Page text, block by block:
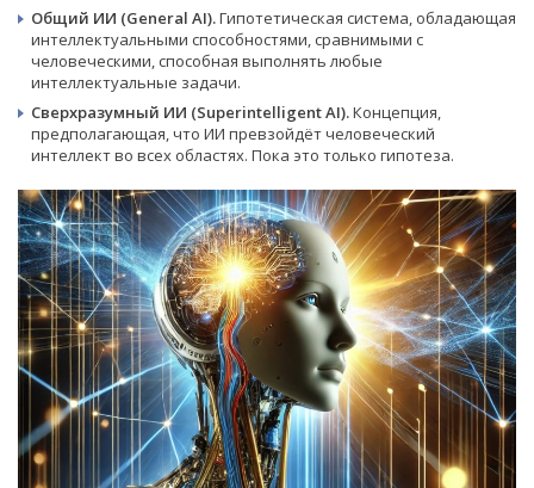
Общий ИИ (General AI).Гипотетическая система, обладающая
интеллектуальными способностями, сравнимыми с
человеческими, способная выполнять любые
интеллектуальные задачи.
Сверхразумный ИИ (Superintelligent AI).Концепция,
предполагающая, что ИИ превзойдёт человеческий
интеллект во всех областях. Пока это только гипотеза.